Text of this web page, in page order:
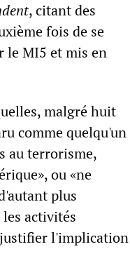
, citant des
fois de se
le MI5 et mis en
malgré huit
comme quelqu'un
au terrorisme,
ou «ne
plus
activités
justifier l'implication